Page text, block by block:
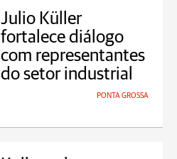
Julio Küller
fortalece diálogo
com representantes
do setor industrial
PONTA GROSSA